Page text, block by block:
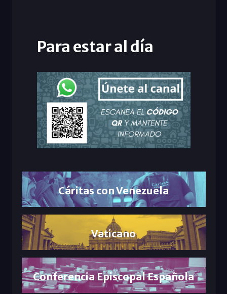
Para estar al día
Cáritas con Venezuela
Vaticano
Conferencia Episcopal Española